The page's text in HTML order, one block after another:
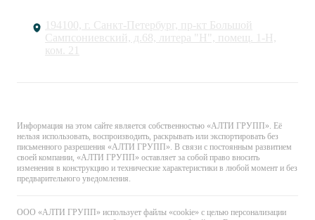
194100, г. Санкт-Петербург, пр-кт Большой
Сампсониевский, д.68, литера "Н", помещ. 1-Н,
ком. 21
Информация на этом сайте является собственностью «АЛТИ ГРУПП». Её
нельзя использовать, воспроизводить, раскрывать или экспортировать без
письменного разрешения «АЛТИ ГРУПП». В связи с постоянным развитием
своей компании, «АЛТИ ГРУПП» оставляет за собой право вносить
изменения в конструкцию и технические характеристики в любой момент и без
предварительного уведомления.
ООО «АЛТИ ГРУПП» использует файлы «cookie» с целью персонализации